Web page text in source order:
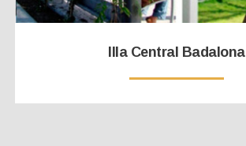
Illa Central Badalona